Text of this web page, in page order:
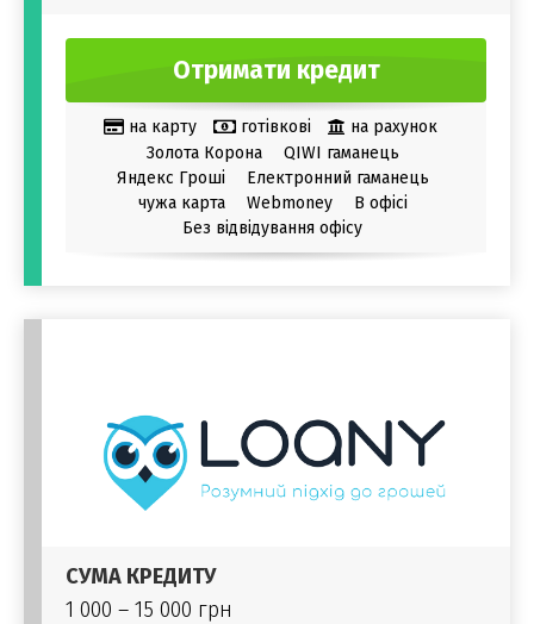
Отримати кредит
на карту готівкові
на рахунок
Золота Корона
QIWI гаманець
Яндекс Гроші
Електронний гаманець
чужа карта
Webmoney
В офісі
Без відвідування офісу
СУМА КРЕДИТУ
1 000 – 15 000 грн